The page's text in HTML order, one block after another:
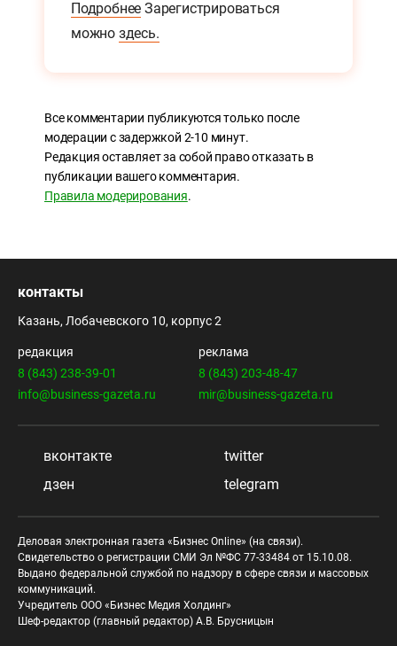
Подробнее Зарегистрироваться
можно здесь.
Все комментарии публикуются только после
модерации с задержкой 2-10 минут.
Редакция оставляет за собой право отказать в
публикации вашего комментария.
Правила модерирования.
контакты
Казань, Лобачевского 10, корпус 2
редакция
8 (843) 238-39-01
info@business-gazeta.ru
реклама
8 (843) 203-48-47
mir@business-gazeta.ru
вконтакте
twitter
дзен
telegram
Деловая электронная газета «Бизнес Online» (на связи).
Свидетельство о регистрации СМИ Эл №ФС 77-33484 от 15.10.08.
Выдано федеральной службой по надзору в сфере связи и массовых
коммуникаций.
Учредитель ООО «Бизнес Медия Холдинг»
Шеф-редактор (главный редактор) А.В. Брусницын